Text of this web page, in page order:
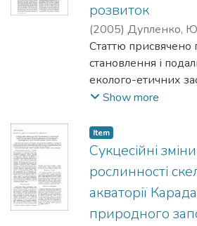
розвиток
(2005) Дупленко,
Статтю присвячено
становлення і
еколого-етичних
для сучасного
підтриманні
довголіття людини.
Show more
Item
Сукцесійні
рослинності
акваторії
природного